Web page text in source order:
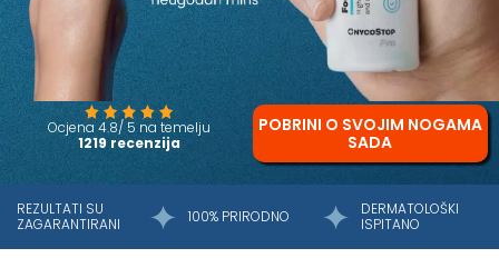
Ocjena 4.8/ 5 na temelju
1219 recenzija
POBRINI O SVOJIM NOGAMA
SADA
REZULTATI SU
ZAGARANTIRANI
100% PRIRODNO
DERMATOLOŠKI
ISPITANO